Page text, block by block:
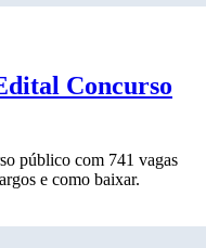
Concurso
público com 741 vagas
e como baixar.